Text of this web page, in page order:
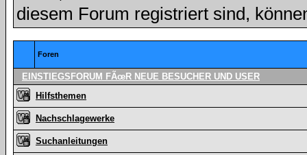
diesem Forum registriert sind,
Foren
EINSTIEGSFORUM FÃœR NEUE BESUCHER UND USER
Hilfsthemen
Nachschlagewerke
Suchanleitungen